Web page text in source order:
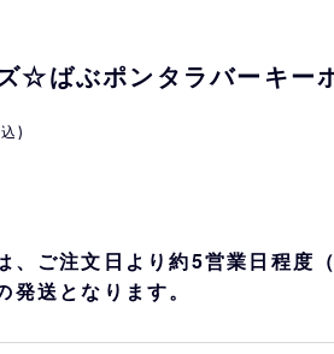
バッグ
シークレット
オリっこにおすすめ
☆ばぶポンタラバーキー
)
、ご注文日より約5営業日程度
発送となります。